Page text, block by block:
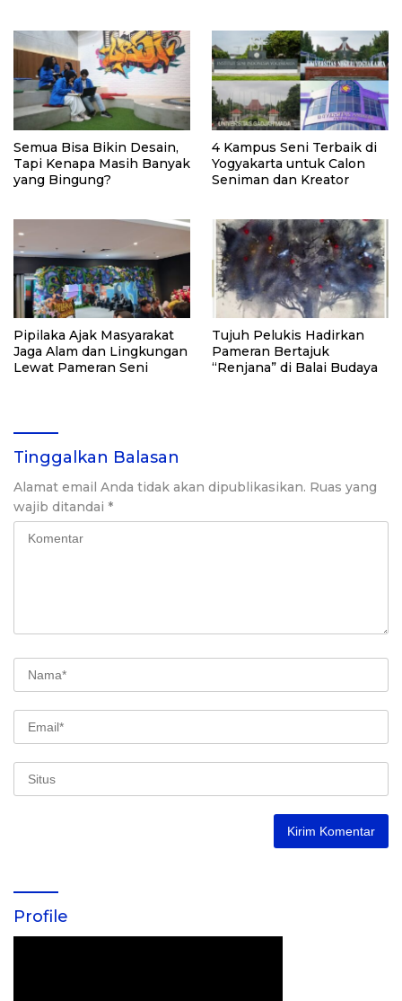
Semua Bisa Bikin Desain,
Tapi Kenapa Masih Banyak
yang Bingung?
4 Kampus Seni Terbaik di
Yogyakarta untuk Calon
Seniman dan Kreator
Pipilaka Ajak Masyarakat
Jaga Alam dan Lingkungan
Lewat Pameran Seni
Tujuh Pelukis Hadirkan
Pameran Bertajuk
“Renjana” di Balai Budaya
Tinggalkan Balasan
Alamat email Anda tidak akan dipublikasikan. Ruas yang
wajib ditandai *
Profile